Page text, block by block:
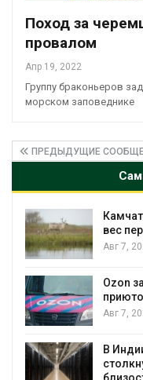
Поход за
провалом
Апр 19, 2022
Группу браконьеров
морском заповеднике
ПРЕДЫДУЩИЕ
Авг 7, 2026
Авг 7, 2026